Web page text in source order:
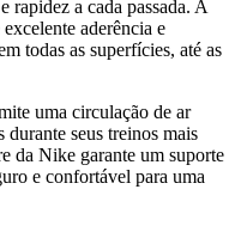
rapidez a cada passada. A
aderência e
todas as superfícies, até as
uma circulação de ar
durante seus treinos mais
da Nike garante um suporte
e confortável para uma